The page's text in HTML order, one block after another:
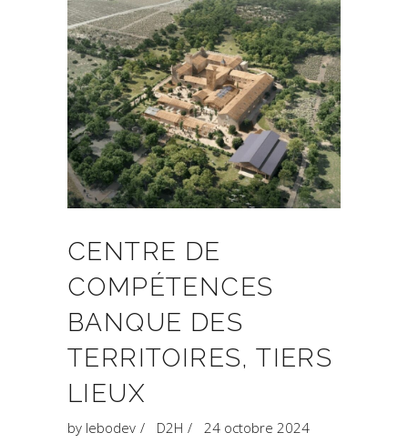
CENTRE DE
COMPÉTENCES
BANQUE DES
TERRITOIRES, TIERS
LIEUX
by lebodev D2H 24 octobre 2024